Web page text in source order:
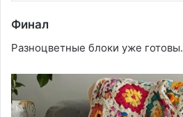
Финал
Разноцветные блоки уже готовы․